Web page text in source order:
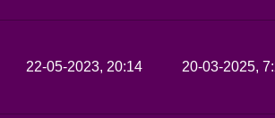
22-05-2023, 20:14
20-03-2025,